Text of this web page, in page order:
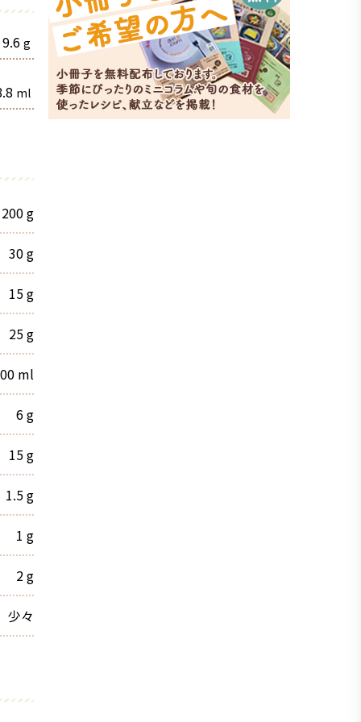
9.6 g
ml
200g
30g
15g
25g
ml
6g
15g
1.5g
1 g
2g
少々